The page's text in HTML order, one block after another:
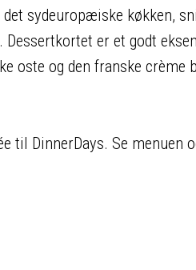
sydeuropæiske køkken,
er et godt
oste og den franske
til DinnerDays. Se menuen